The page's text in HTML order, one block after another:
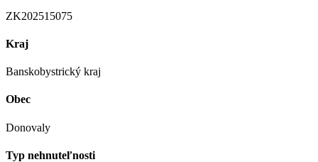
ZK202515075
Kraj
Banskobystrický kraj
Obec
Donovaly
Typ nehnuteľnosti